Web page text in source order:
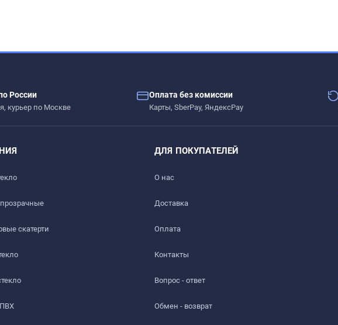
жидкостей.
стекло, пластик, мрамор, гранит, металл и текстиль.
России
курьер по Москве
Оплата без комиссии
Карты, SberPay, ЯндексPay
прозрачные
скатерти
ПВХ
ДЛЯ ПОКУПАТЕЛЕЙ
О нас
Доставка​
Оплата
Контакты
Вопрос - ответ
Обмен - возврат